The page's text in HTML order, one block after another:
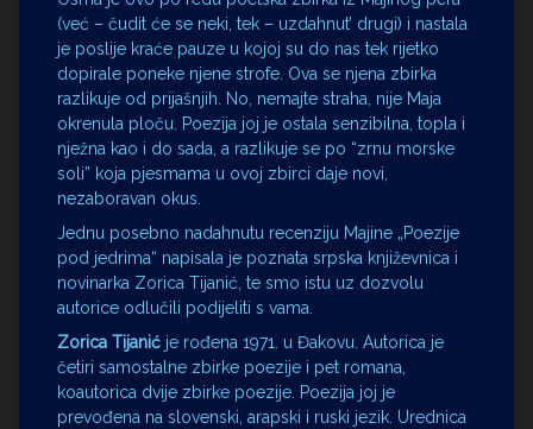
(već – čudit će se neki, tek – uzdahnut’ drugi) i nastala
je poslije kraće pauze u kojoj su do nas tek rijetko
dopirale poneke njene strofe. Ova se njena zbirka
razlikuje od prijašnjih. No, nemajte straha, nije Maja
okrenula ploču. Poezija joj je ostala senzibilna, topla i
nježna kao i do sada, a razlikuje se po “zrnu morske
soli” koja pjesmama u ovoj zbirci daje novi,
nezaboravan okus.
Jednu posebno nadahnutu recenziju Majine „Poezije
pod jedrima“ napisala je poznata srpska književnica i
novinarka Zorica Tijanić, te smo istu uz dozvolu
autorice odlučili podijeliti s vama.
Zorica Tijanić je rođena 1971. u Đakovu. Autorica je
četiri samostalne zbirke poezije i pet romana,
koautorica dvije zbirke poezije. Poezija joj je
prevođena na slovenski, arapski i ruski jezik. Urednica